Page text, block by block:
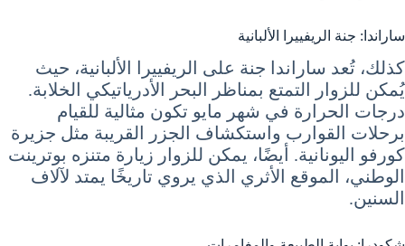
ساراندا: جنة الريفييرا الألبانية
كذلك، تُعد ساراندا جنة على الريفييرا الألبانية، حيث
يُمكن للزوار التمتع بمناظر البحر الأدرياتيكي الخلابة.
درجات الحرارة في شهر مايو تكون مثالية للقيام
برحلات القوارب واستكشاف الجزر القريبة مثل جزيرة
كورفو اليونانية. أيضًا، يمكن للزوار زيارة متنزه بوترينت
الوطني، الموقع الأثري الذي يروي تاريخًا يمتد لآلاف
السنين.